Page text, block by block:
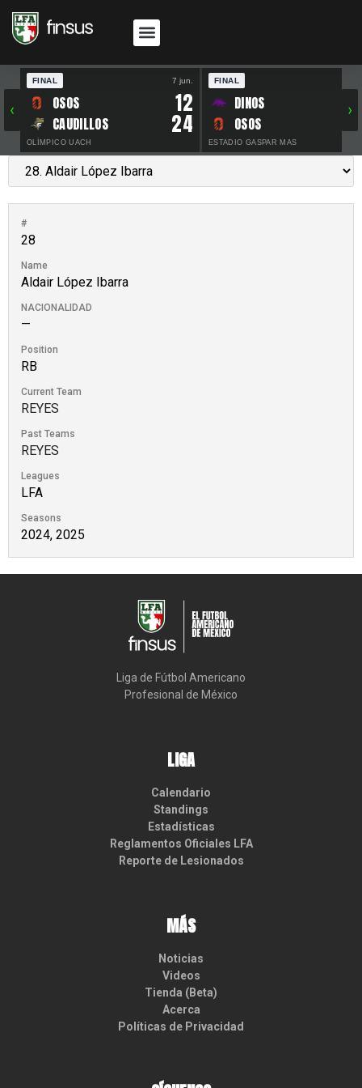
‹
FINAL 7 jun.
OSOS 12
CAUDILLOS 24
OLÍMPICO UACH
FINAL
DINOS
OSOS
ESTADIO GASPAR MAS
›
#
28
Name
Aldair López Ibarra
NACIONALIDAD
—
Position
RB
Current Team
REYES
Past Teams
REYES
Leagues
LFA
Seasons
2024, 2025
Liga de Fútbol Americano
Profesional de México
LIGA
Calendario
Standings
Estadísticas
Reglamentos Oficiales LFA
Reporte de Lesionados
MÁS
Noticias
Videos
Tienda (Beta)
Acerca
Políticas de Privacidad